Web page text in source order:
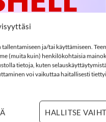
ja/tai käyttämiseen.
(muita kuin) henkilökohtaisia
tietoja, kuten
voi vaikuttaa haitallisesti
HALLITSE
Todella pehmeää
SOFTSHELL15
:14